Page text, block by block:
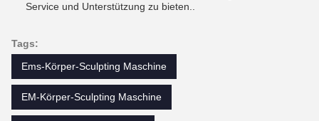
Service und Unterstützung zu bieten..
Tags:
Ems-Körper-Sculpting Maschine
EM-Körper-Sculpting Maschine